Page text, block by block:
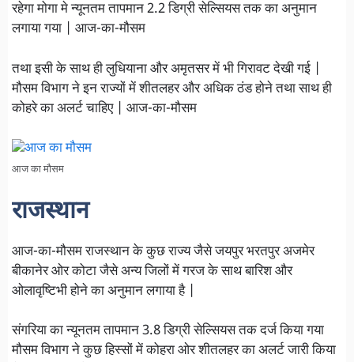
रहेगा मोगा मे न्यूनतम तापमान 2.2 डिग्री सेल्सियस तक का अनुमान
लगाया गया | आज-का-मौसम
तथा इसी के साथ ही लुधियाना और अमृतसर में भी गिरावट देखी गई |
मौसम विभाग ने इन राज्यों में शीतलहर और अधिक ठंड होने तथा साथ ही
कोहरे का अलर्ट चाहिए | आज-का-मौसम
आज का मौसम
राजस्थान
आज-का-मौसम राजस्थान के कुछ राज्य जैसे जयपुर भरतपुर अजमेर
बीकानेर ओर कोटा जैसे अन्य जिलों में गरज के साथ बारिश और
ओलावृष्टिभी होने का अनुमान लगाया है |
संगरिया का न्यूनतम तापमान 3.8 डिग्री सेल्सियस तक दर्ज किया गया
मौसम विभाग ने कुछ हिस्सों में कोहरा ओर शीतलहर का अलर्ट जारी किया